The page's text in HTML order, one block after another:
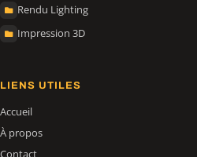
Rendu Lighting
Impression 3D
LIENS UTILES
Accueil
À propos
Contact